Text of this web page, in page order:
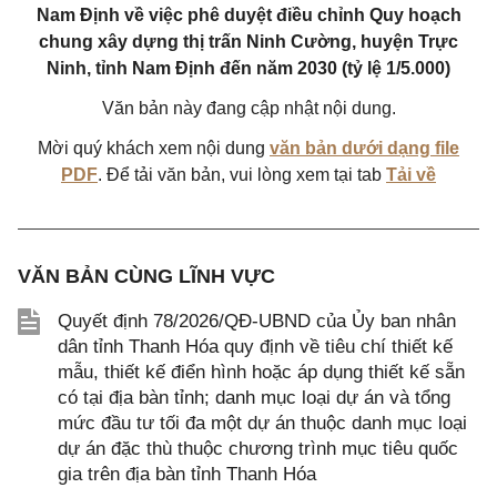
Nam Định về việc phê duyệt điều chỉnh Quy hoạch
chung xây dựng thị trấn Ninh Cường, huyện Trực
Ninh, tỉnh Nam Định đến năm 2030 (tỷ lệ 1/5.000)
Văn bản này đang cập nhật nội dung.
Mời quý khách xem nội dung văn bản dưới dạng file
PDF. Để tải văn bản, vui lòng xem tại tab Tải về
VĂN BẢN CÙNG LĨNH VỰC
Quyết định 78/2026/QĐ-UBND của Ủy ban nhân
dân tỉnh Thanh Hóa quy định về tiêu chí thiết kế
mẫu, thiết kế điển hình hoặc áp dụng thiết kế sẵn
có tại địa bàn tỉnh; danh mục loại dự án và tổng
mức đầu tư tối đa một dự án thuộc danh mục loại
dự án đặc thù thuộc chương trình mục tiêu quốc
gia trên địa bàn tỉnh Thanh Hóa